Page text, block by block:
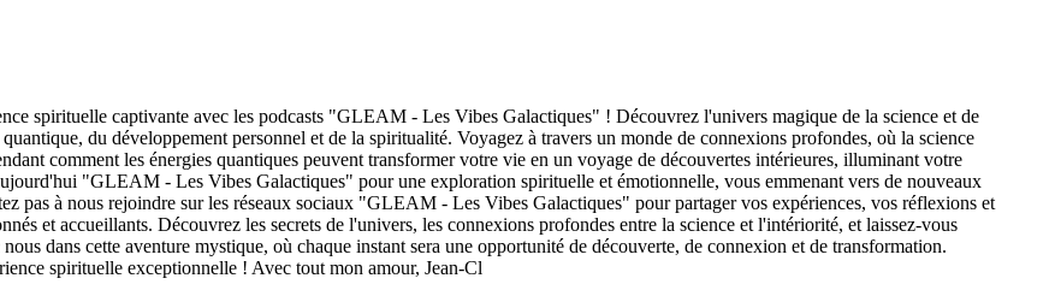
spirituelle captivante avec les podcasts "GLEAM - Les Vibes Galactiques" ! Découvrez l'univers magique de la science et de
du développement personnel et de la spiritualité. Voyagez à travers un monde de connexions profondes, où la science
comment les énergies quantiques peuvent transformer votre vie en un voyage de découvertes intérieures, illuminant votre
"GLEAM - Les Vibes Galactiques" pour une exploration spirituelle et émotionnelle, vous emmenant vers de nouveaux
pas à nous rejoindre sur les réseaux sociaux "GLEAM - Les Vibes Galactiques" pour partager vos expériences, vos réflexions et
et accueillants. Découvrez les secrets de l'univers, les connexions profondes entre la science et l'intériorité, et laissez-vous
dans cette aventure mystique, où chaque instant sera une opportunité de découverte, de connexion et de transformation.
spirituelle exceptionnelle ! Avec tout mon amour, Jean-Cl